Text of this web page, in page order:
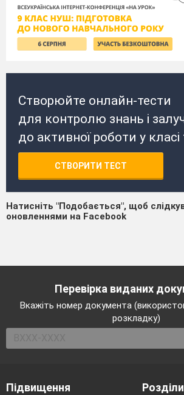
Створюйте онлайн-тести
для контролю знань і
до активної роботи у
СТВОРИТИ ТЕСТ
Натисніть "Подобається", щоб
оновленнями на Facebook
Перевірка виданих
Вкажіть номер документа
розкладку)
Підвищення
Розділи